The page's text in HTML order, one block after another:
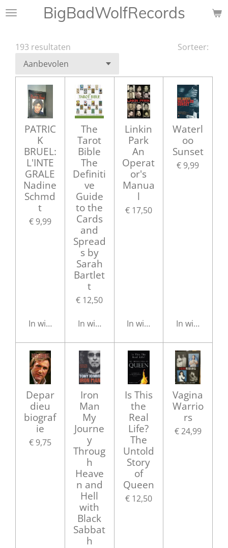
Ga
hoofdinhoud
BigBadWolfRecords
193 resultaten Sorteer:
PATRIC
K
BRUEL:
L'INTE
GRALE
Nadine
Schmd
t
€ 9,99
In winkelwagen
The
Tarot
Bible
The
Definiti
ve
Guide
to the
Cards
and
Spread
s by
Sarah
Bartlet
t
€ 12,50
In winkelwagen
Linkin
Park
An
Operat
or's
Manua
l
€ 17,50
In winkelwagen
Waterl
oo
Sunset
€ 9,99
In
Depar
dieu
biograf
ie
€ 9,75
Iron
Man
My
Journe
y
Throug
h
Heave
n and
Hell
with
Black
Sabbat
h
Is This
the
Real
Life?
The
Untold
Story
of
Queen
€ 12,50
Vagina
Warrio
rs
€ 24,99